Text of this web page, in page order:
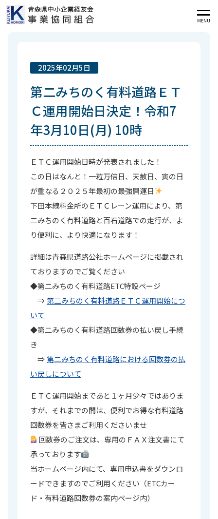
MENU
2025年02月5日
第二みちのく有料道路ＥＴ
Ｃ運用開始日決定！令和7
年3月10日(月) 10時
ＥＴＣ運用開始日時が発表されました！
この日はなんと！一粒万倍日、天赦日、寅の日
が重なる２０２５年最初の最強開運日
下田本線料金所のＥＴＣレーン運用により、第
二みちのく有料道路と百石道路での走行が、よ
り便利に、より快適になります！
詳細は青森県道路公社ホームページに掲載され
ておりますのでご覧ください
◆第二みちのく有料道路ETC特設ページ
⇒第二みちのく有料道路ＥＴＣ運用開始につ
いて
◆第二みちのく有料道路回数券の払い戻し手続
き
⇒第二みちのく有料道路における回数券の払
い戻しについて
ＥＴＣ運用開始まであと１ヶ月少々ではありま
すが、それまでの間は、便利でお得な有料道路
回数券を皆さまご利用くださいませ
回数券のご注文は、専用のＦＡＸ注文書にて
承っております
当ホームページ内にて、専用申込書をダウンロ
ードできますのでご利用ください（ETCカー
ド・有料道路回数券の案内ページ内）